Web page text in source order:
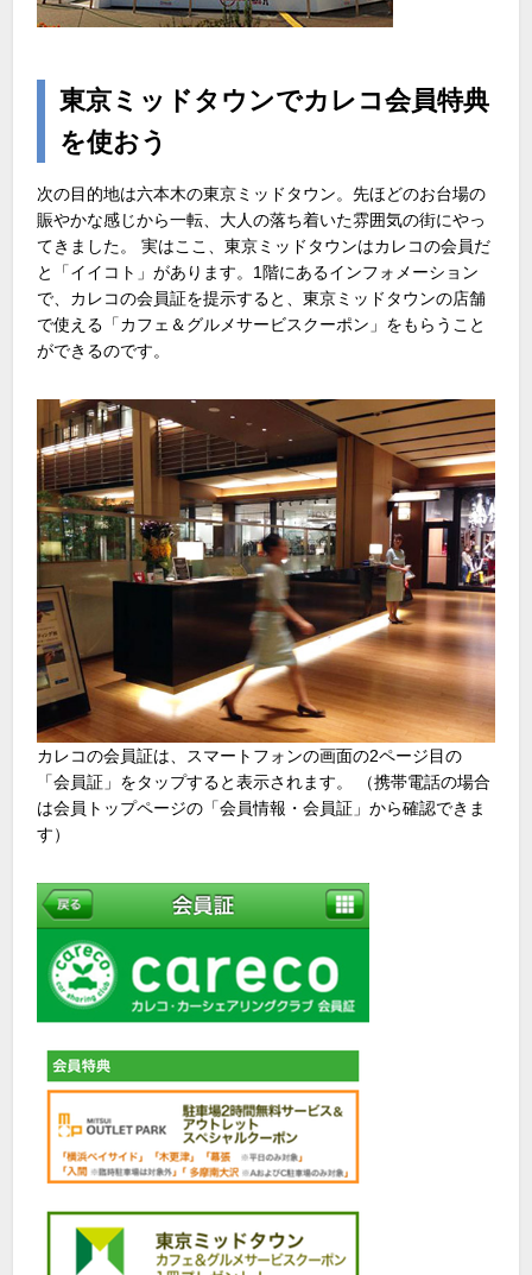
東京ミッドタウンでカレコ会員特典
を使おう
次の目的地は六本木の東京ミッドタウン。先ほどのお台場の
賑やかな感じから一転、大人の落ち着いた雰囲気の街にやっ
てきました。 実はここ、東京ミッドタウンはカレコの会員だ
と「イイコト」があります。1階にあるインフォメーション
で、カレコの会員証を提示すると、東京ミッドタウンの店舗
で使える「カフェ＆グルメサービスクーポン」をもらうこと
ができるのです。
カレコの会員証は、スマートフォンの画面の2ページ目の
「会員証」をタップすると表示されます。 （携帯電話の場合
は会員トップページの「会員情報・会員証」から確認できま
す）